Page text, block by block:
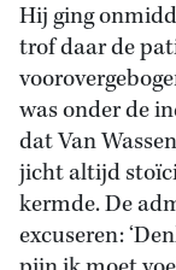
Hij ging
trof daar de
was onder de
dat Van
jicht altijd
kermde. De
excuseren: